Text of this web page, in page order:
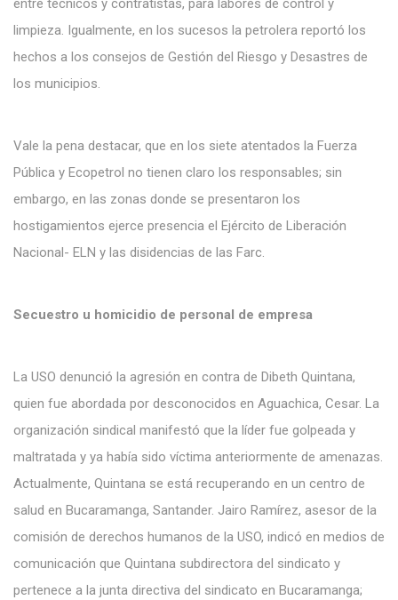
entre técnicos y contratistas, para labores de control y
limpieza. Igualmente, en los sucesos la petrolera reportó los
hechos a los consejos de Gestión del Riesgo y Desastres de
los municipios.
Vale la pena destacar, que en los siete atentados la Fuerza
Pública y Ecopetrol no tienen claro los responsables; sin
embargo, en las zonas donde se presentaron los
hostigamientos ejerce presencia el Ejército de Liberación
Nacional- ELN y las disidencias de las Farc.
Secuestro u homicidio de personal de empresa
La USO denunció la agresión en contra de Dibeth Quintana,
quien fue abordada por desconocidos en Aguachica, Cesar. La
organización sindical manifestó que la líder fue golpeada y
maltratada y ya había sido víctima anteriormente de amenazas.
Actualmente, Quintana se está recuperando en un centro de
salud en Bucaramanga, Santander. Jairo Ramírez, asesor de la
comisión de derechos humanos de la USO, indicó en medios de
comunicación que Quintana subdirectora del sindicato y
pertenece a la junta directiva del sindicato en Bucaramanga;